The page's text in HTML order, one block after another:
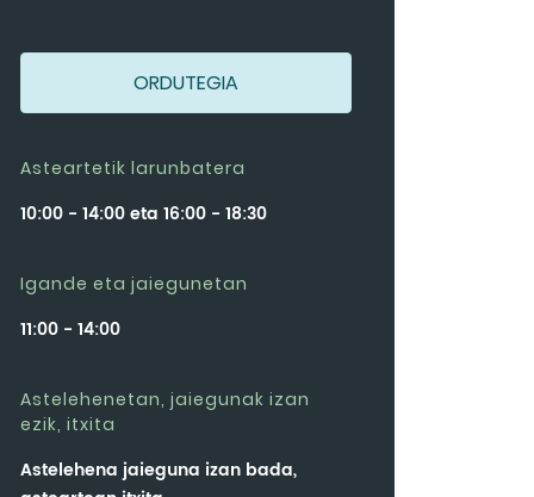
ORDUTEGIA
Asteartetik larunbatera
10:00 - 14:00 eta 16:00 - 18:30
Igande eta jaiegunetan
11:00 - 14:00
Astelehenetan, jaiegunak izan
ezik, itxita
Astelehena jaieguna izan bada,